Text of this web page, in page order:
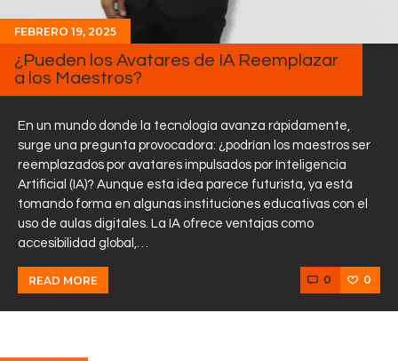
FEBRERO 19, 2025
¿Pueden los Avatares de IA Reemplazar
a los Maestros?
En un mundo donde la tecnología avanza rápidamente,
surge una pregunta provocadora: ¿podrían los maestros ser
reemplazados por avatares impulsados por Inteligencia
Artificial (IA)? Aunque esta idea parece futurista, ya está
tomando forma en algunas instituciones educativas con el
uso de aulas digitales. La IA ofrece ventajas como
accesibilidad global,…
READ MORE 0 0